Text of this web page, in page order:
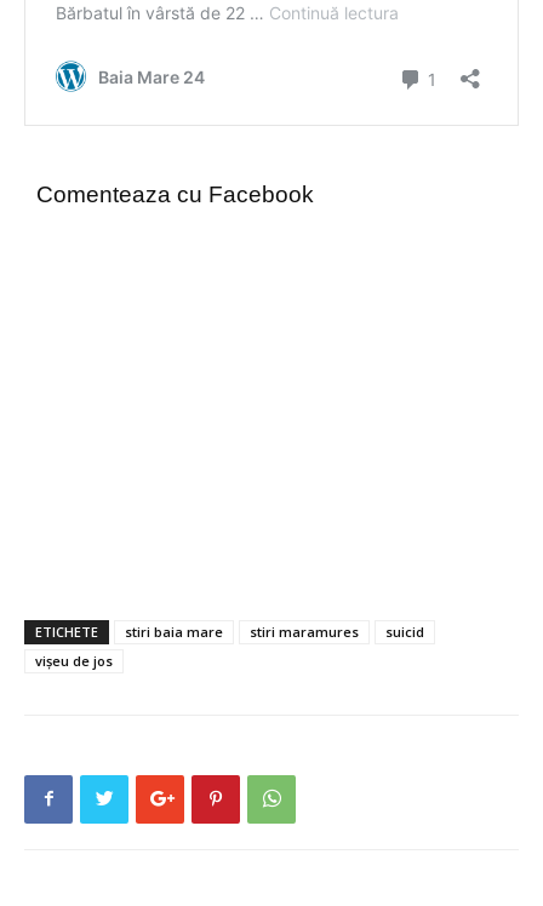
Comenteaza cu Facebook
ETICHETE stiri baia mare stiri maramures
suicid
vișeu de jos